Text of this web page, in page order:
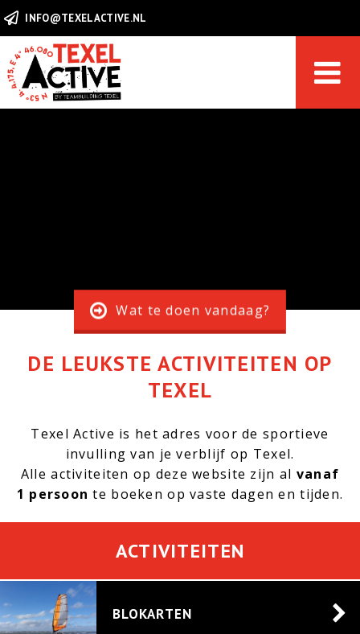
INFO@TEXELACTIVE.NL
0222 – 44 11 55
info@texelactive.nl
ONLINE BOEKEN
CONTACT & HELPDESK
Wat te doen vandaag?
DE LEUKSTE ACTIVITEITEN OP
TEXEL
Texel Active is het adres voor de sportieve
invulling van je verblijf op Texel.
Alle activiteiten op deze website zijn al vanaf
1 persoon te boeken op vaste dagen en tijden.
ACTIVITEITEN
BLOKARTEN